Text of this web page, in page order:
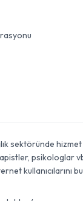
sektöründe
psikologlar
kullanıcılarını